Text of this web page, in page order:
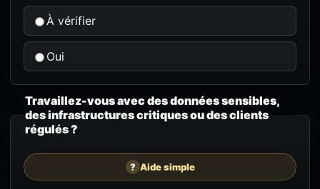
À vérifier
Oui
Travaillez-vous avec des données sensibles,
des infrastructures critiques ou des clients
régulés ?
? Aide simple